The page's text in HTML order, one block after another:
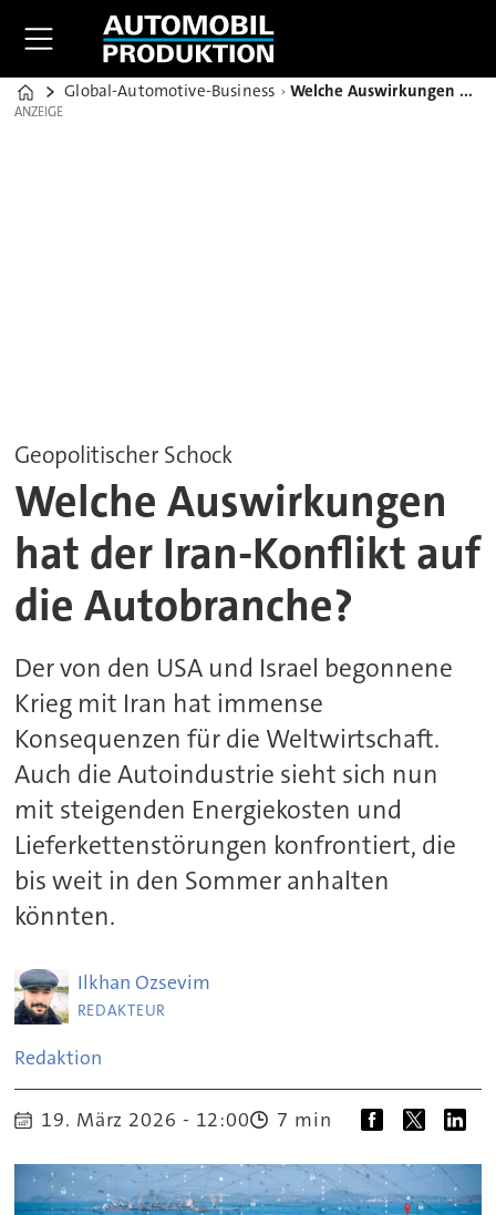
Home
Global-Automotive-Business Welche Auswirkungen hat der Iran-Konflikt auf die Autobranche?
ANZEIGE
ANZEIGE
Geopolitischer Schock
Welche Auswirkungen
hat der Iran-Konflikt auf
die Autobranche?
Der von den USA und Israel begonnene
Krieg mit Iran hat immense
Konsequenzen für die Weltwirtschaft.
Auch die Autoindustrie sieht sich nun
mit steigenden Energiekosten und
Lieferkettenstörungen konfrontiert, die
bis weit in den Sommer anhalten
könnten.
Ilkhan Ozsevim
REDAKTEUR
Redaktion
19. März 2026 - 12:00 7 min